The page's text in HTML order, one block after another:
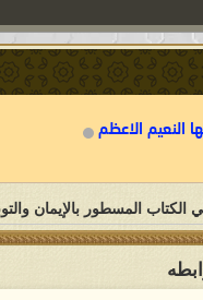
النعيم الاعظم
المسطور بالإيمان